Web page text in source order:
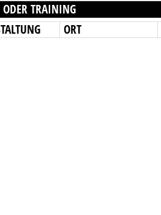
ODER TRAINING
ORT